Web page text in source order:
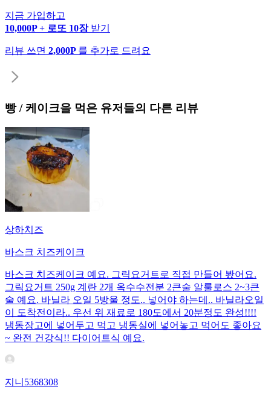
지금 가입하고
10,000P + 로또 10장 받기
리뷰 쓰면 2,000P 를 추가로 드려요
빵 / 케이크을 먹은 유저들의 다른 리뷰
상하치즈
바스크 치즈케이크
바스크 치즈케이크 예요. 그릭요거트로 직접 만들어 봤어요.
그릭요거트 250g 계란 2개 옥수수전분 2큰술 알룰로스 2~3큰
술 예요. 바닐라 오일 5방울 정도.. 넣어야 하는데.. 바닐라오일
이 도착전이라.. 우선 위 재료로 180도에서 20분정도 완성!!!!
냉동장고에 넣어두고 먹고 냉동실에 넣어놓고 먹어도 좋아요
~ 완전 건강식!! 다이어트식 예요.
지니5368308